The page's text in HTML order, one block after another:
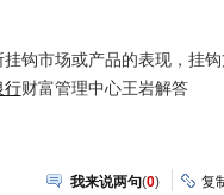
市场或产品的表现，挂钩
行财富管理中心王岩解答
我来说两句(0) 复